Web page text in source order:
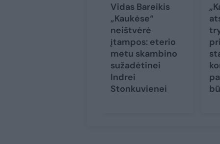
Vidas Bareikis
„Kaukėse“
neištvėrė
įtampos: eterio
metu skambino
sužadėtinei
Indrei
Stonkuvienei